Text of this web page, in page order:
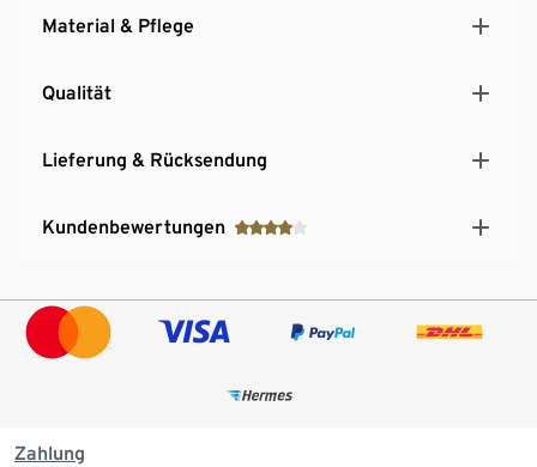
Material & Pflege
Qualität
Lieferung & Rücksendung
Kundenbewertungen
Zahlung